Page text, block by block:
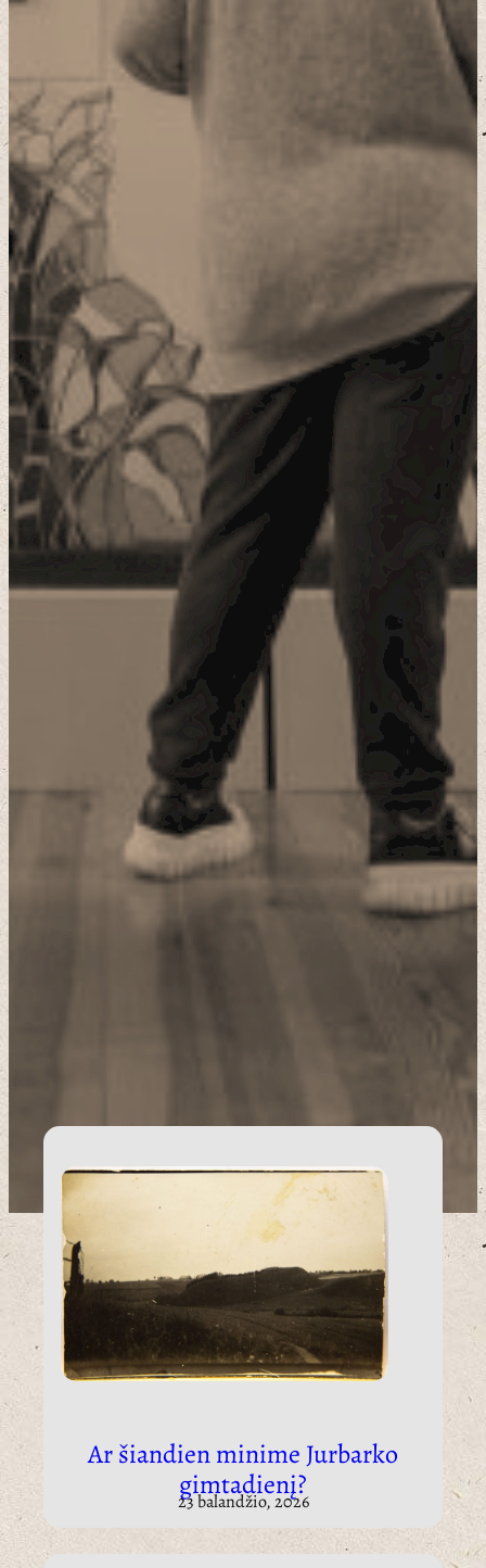
Ar šiandien minime Jurbarko
gimtadienį?
23 balandžio, 2026